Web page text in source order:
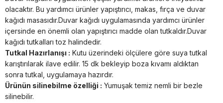
olacaktır. Bu yardımcı ürünler yapıştırıcı, makas, fırça ve duvar
kağıdı masasıdır.Duvar kağıdı uygulamasında yardımcı ürünler
içersinde en önemli olan yapıştırıcı madde olan tutkaldır.Duvar
kağıdı tutkalları toz halindedir.
Tutkal Hazırlanışı : Kutu üzerindeki ölçülere göre suya tutkal
karıştırılarak ilave edilir. 15 dk bekleyip boza kıvamı aldıktan
sonra tutkal, uygulamaya hazırdır.
Ürünün silinebilme özelliği : Yumuşak temiz nemli bir bezle
silinebilir.